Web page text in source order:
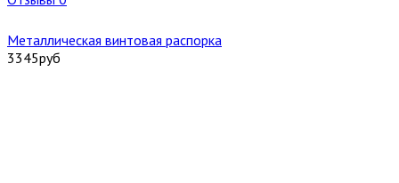
Металлическая винтовая распорка
3345руб